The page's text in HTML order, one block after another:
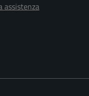
assistenza